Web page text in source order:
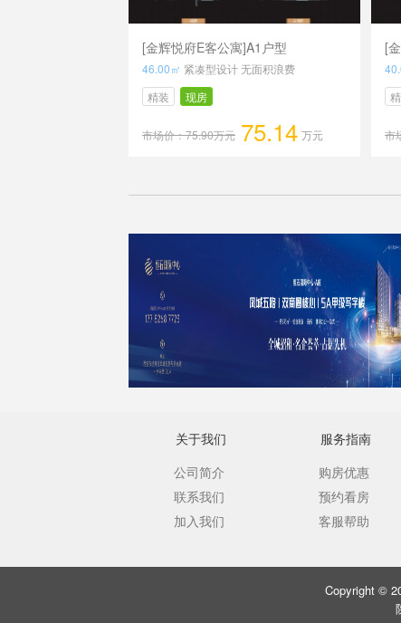
[金辉悦府E客公寓]A1户型
46.00㎡ 紧凑型设计 无面积浪费
精装
现房
市场价：75.90万元 75.14 万元
[
市
关于我们
公司简介
联系我们
加入我们
服务指南
购房优惠
预约看房
客服帮助
Copyright ©